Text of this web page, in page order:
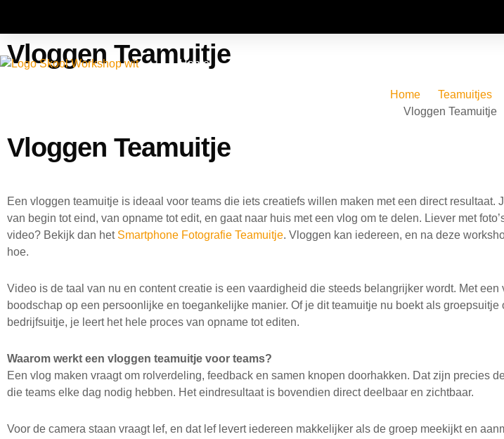
inhoud
Home
Vloggen Teamuitje
Home
Teamuitjes
Vloggen Teamuitje
Vloggen Teamuitje
Een vloggen teamuitje is ideaal voor teams die iets creatiefs willen maken met een direct resultaat.
van begin tot eind, van opname tot edit, en gaat naar huis met een vlog om te delen. Liever met
video? Bekijk dan het Smartphone Fotografie Teamuitje. Vloggen kan iedereen, en na deze
hoe.
Video is de taal van nu en content creatie is een vaardigheid die steeds belangrijker wordt. Met een
boodschap op een persoonlijke en toegankelijke manier. Of je dit teamuitje nu boekt als groepsuitje
bedrijfsuitje, je leert het hele proces van opname tot editen.
Waarom werkt een vloggen teamuitje voor teams?
Een vlog maken vraagt om rolverdeling, feedback en samen knopen doorhakken. Dat zijn precies
die teams elke dag nodig hebben. Het eindresultaat is bovendien direct deelbaar en zichtbaar.
Voor de camera staan vraagt lef, en dat lef levert iedereen makkelijker als de groep meekijkt en